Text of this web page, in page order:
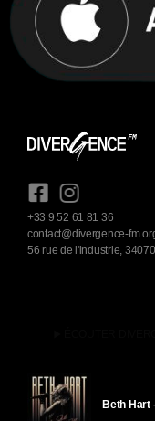
+33 9 52 61 81 36
contact@divergence-
56 rue de l'industrie,
Beth Hart